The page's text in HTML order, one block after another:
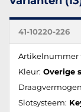
41-10220-226
Artikelnummer
Kleur: Overige
Slotsysteem: